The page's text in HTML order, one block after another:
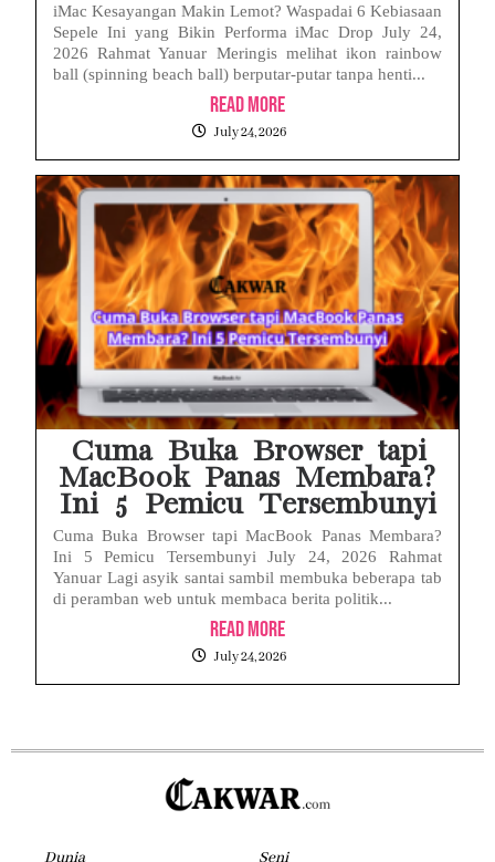
iMac Kesayangan Makin Lemot? Waspadai 6 Kebiasaan
Sepele Ini yang Bikin Performa iMac Drop July 24,
2026 Rahmat Yanuar Meringis melihat ikon rainbow
ball (spinning beach ball) berputar-putar tanpa henti...
Read More
July 24, 2026
Cuma Buka Browser tapi
MacBook Panas Membara?
Ini 5 Pemicu Tersembunyi
Cuma Buka Browser tapi MacBook Panas Membara?
Ini 5 Pemicu Tersembunyi July 24, 2026 Rahmat
Yanuar Lagi asyik santai sambil membuka beberapa tab
di peramban web untuk membaca berita politik...
Read More
July 24, 2026
Dunia Seni